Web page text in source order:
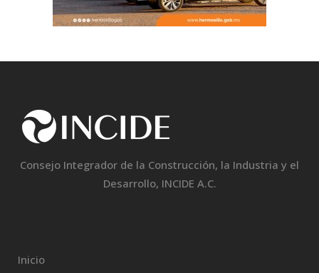
Consejo Integrador de la Construcción, la Industria y el
Desarrollo, INCIDE A.C.
Inicio